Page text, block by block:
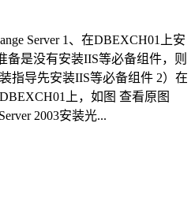
Server 1、在DBEXCH01上安
备是没有安装IIS等必备组件，则
指导先安装IIS等必备组件 2）在
上，如图 查看原图
2003安装光...